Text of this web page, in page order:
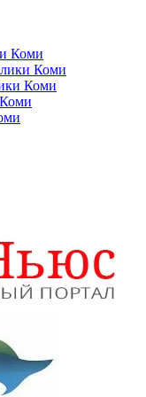
Коми
Коми
Коми